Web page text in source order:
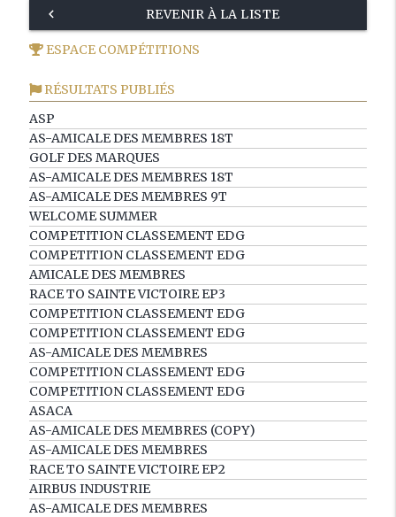
keyboard_arrow_left REVENIR À LA LISTE
ESPACE COMPÉTITIONS
RÉSULTATS PUBLIÉS
ASP
AS-AMICALE DES MEMBRES 18T
GOLF DES MARQUES
AS-AMICALE DES MEMBRES 18T
AS-AMICALE DES MEMBRES 9T
WELCOME SUMMER
COMPETITION CLASSEMENT EDG
COMPETITION CLASSEMENT EDG
AMICALE DES MEMBRES
RACE TO SAINTE VICTOIRE EP3
COMPETITION CLASSEMENT EDG
COMPETITION CLASSEMENT EDG
AS-AMICALE DES MEMBRES
COMPETITION CLASSEMENT EDG
COMPETITION CLASSEMENT EDG
ASACA
AS-AMICALE DES MEMBRES (COPY)
AS-AMICALE DES MEMBRES
RACE TO SAINTE VICTOIRE EP2
AIRBUS INDUSTRIE
AS-AMICALE DES MEMBRES